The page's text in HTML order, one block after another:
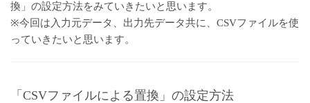
換」の設定方法をみていきたいと思います。
※今回は入力元データ、出力先データ共に、CSVファイルを使
っていきたいと思います。
「CSVファイルによる置換」の設定方法